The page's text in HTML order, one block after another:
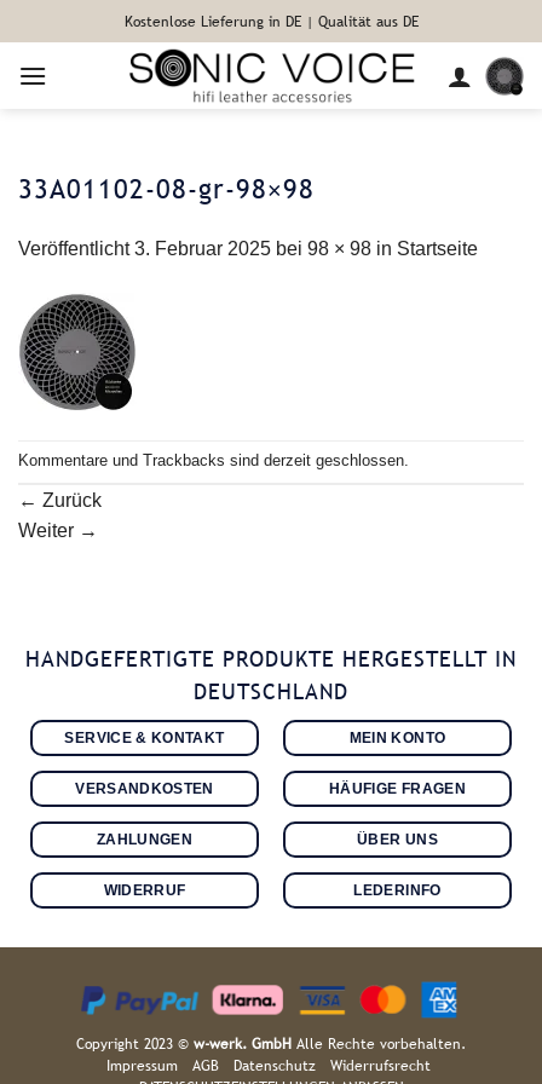
Inhalt
springen
Kostenlose Lieferung in DE | Qualität aus DE
33A01102-08-gr-98×98
Veröffentlicht3. Februar 2025 bei 98 × 98 in Startseite
Kommentare und Trackbacks sind derzeit geschlossen.
← Zurück
Weiter →
HANDGEFERTIGTE PRODUKTE HERGESTELLT IN
DEUTSCHLAND
SERVICE & KONTAKT
VERSANDKOSTEN
ZAHLUNGEN
WIDERRUF
MEIN KONTO
HÄUFIGE FRAGEN
ÜBER UNS
LEDERINFO
Copyright 2023 © w-werk. GmbH Alle Rechte vorbehalten.
Impressum
AGB Datenschutz
Widerrufsrecht